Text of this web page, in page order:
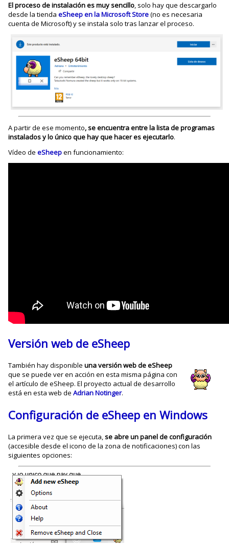
El proceso de instalación es muy sencillo, solo hay que descargarlo
desde la tiendaeSheep en la Microsoft Store(no es necesaria
cuenta de Microsoft) y se instala solo tras lanzar el proceso.
A partir de ese momento, se encuentra entre la lista de programas
instalados y lo único que hay que hacer es ejecutarlo.
Vídeo deeSheepen funcionamiento:
Versión web de eSheep
También hay disponibleuna versión web de eSheep
que se puede ver en acción en esta misma página con
el artículo de eSheep. El proyecto actual de desarrollo
está en esta web deAdrian Notinger.
Configuración de eSheep en Windows
La primera vez que se ejecuta,se abre un panel de configuración
(accesible desde el icono de la zona de notificaciones) con las
siguientes opciones: